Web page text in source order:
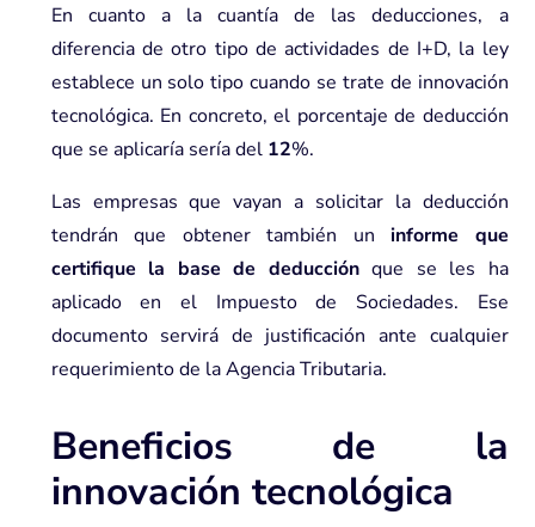
En cuanto a la cuantía de las deducciones, a
diferencia de otro tipo de actividades de I+D, la ley
establece un solo tipo cuando se trate de innovación
tecnológica. En concreto, el porcentaje de deducción
que se aplicaría sería del 12%.
Las empresas que vayan a solicitar la deducción
tendrán que obtener también uninforme que
certifique la base de deducciónque se les ha
aplicado en el Impuesto de Sociedades. Ese
documento servirá de justificación ante cualquier
requerimiento de la Agencia Tributaria.
Beneficios de la
innovación tecnológica